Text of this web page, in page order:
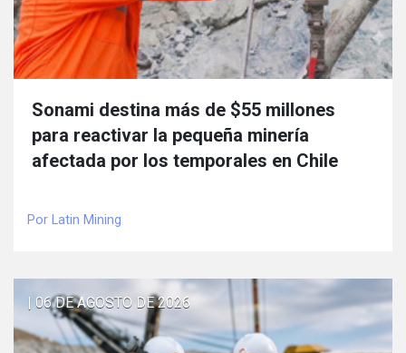
Sonami destina más de $55 millones
para reactivar la pequeña minería
afectada por los temporales en Chile
Por Latin Mining
| 06 DE AGOSTO DE 2026